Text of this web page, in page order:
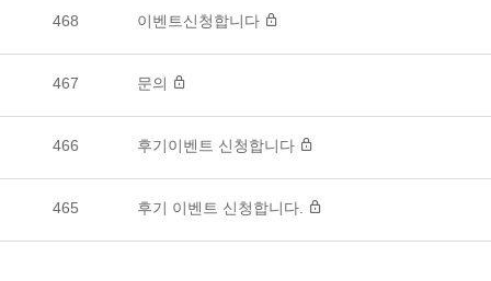
468 이벤트신청합니다
467 문의
466 후기이벤트 신청합니다
465 후기 이벤트 신청합니다.